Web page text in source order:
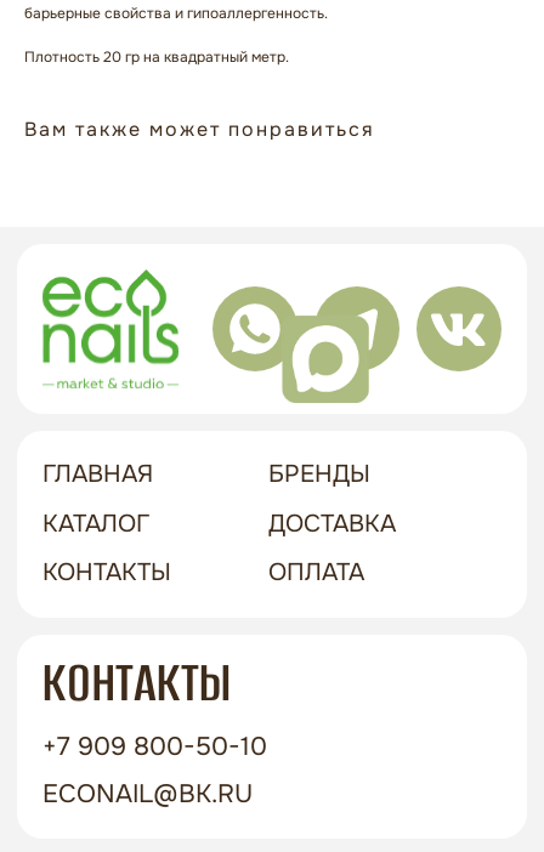
барьерные свойства и гипоаллергенность.
Плотность 20 гр на квадратный метр.
Вам также может понравиться
КОНТАКТЫ
Г. ХАБАРОВСК, УЛ. КУБЯКА, 9, 1 ЭТАЖ
НАШ АДРЕС
политика в отношении обработки
персональных данных